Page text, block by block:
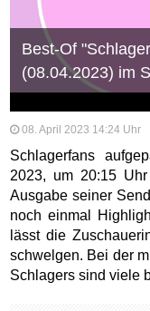
Best-Of
(08.04.2023) im
08. April 2023 14:24 Uhr
Schlagerfans
2023, um 20:15
Ausgabe seiner
noch einmal
lässt die
schwelgen. Bei der
Schlagers sind viele